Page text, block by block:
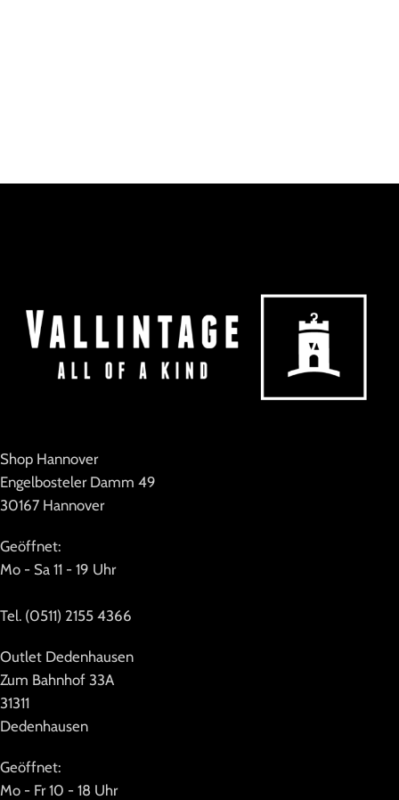
Shop Hannover
Engelbosteler Damm 49
30167 Hannover
Geöffnet:
Mo - Sa 11 - 19 Uhr
Tel. (0511) 2155 4366
Outlet Dedenhausen
Zum Bahnhof 33A
31311
Dedenhausen
Geöffnet:
Mo - Fr 10 - 18 Uhr